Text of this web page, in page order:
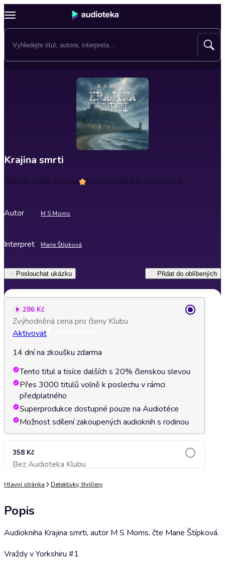
Krajina smrti
Délka9 hodin 3 minut Hodnocení4.5(2 hodnocení)
Autor M S Morris
Interpret Marie Štípková
Poslouchat ukázku Přidat do oblíbených
286 Kč
Zvýhodněná cena pro členy Klubu
Aktivovat
14 dní na zkoušku zdarma
Tento titul a tisíce dalších s 20% členskou slevou
Přes 3000 titulů volně k poslechu v rámci
předplatného
Superprodukce dostupné pouze na Audiotéce
Možnost sdílení zakoupených audioknih s rodinou
358 Kč
Bez Audioteka KlubuPřidat do košíku
Hlavní stránka Detektivky, thrillery
Popis
Audiokniha Krajina smrti, autor M S Morris, čte Marie Štípková.
Vraždy v Yorkshiru #1